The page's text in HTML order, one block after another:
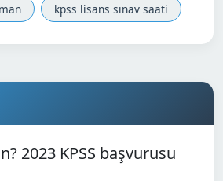
kpss lisans sınav saati
2023 KPSS başvurusu